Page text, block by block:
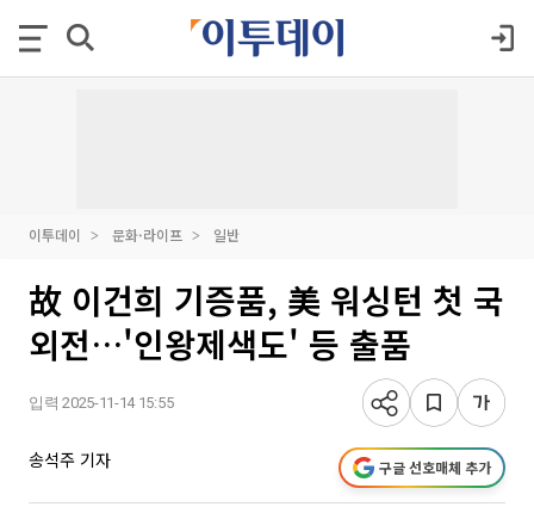
이투데이 문화·라이프 일반
故 이건희 기증품, 美 워싱턴 첫 국
외전…'인왕제색도' 등 출품
입력 2025-11-14 15:55
송석주 기자 구글 선호매체 추가